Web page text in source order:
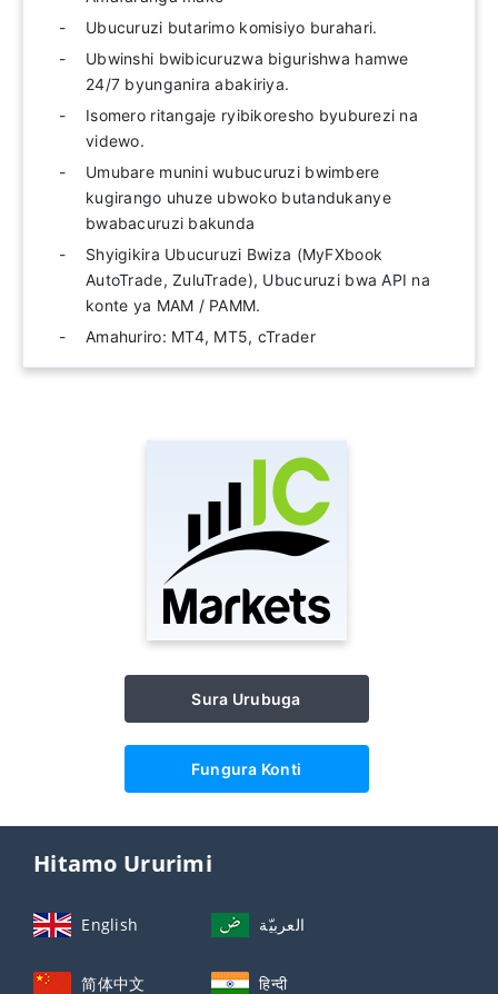
Ubucuruzi butarimo komisiyo burahari.
Ubwinshi bwibicuruzwa bigurishwa hamwe
24/7 byunganira abakiriya.
Isomero ritangaje ryibikoresho byuburezi na
videwo.
Umubare munini wubucuruzi bwimbere
kugirango uhuze ubwoko butandukanye
bwabacuruzi bakunda
Shyigikira Ubucuruzi Bwiza (MyFXbook
AutoTrade, ZuluTrade), Ubucuruzi bwa API na
konte ya MAM / PAMM.
Amahuriro: MT4, MT5, cTrader
Sura Urubuga
Fungura Konti
Hitamo Ururimi
English العربيّة
简体中文 हिन्दी